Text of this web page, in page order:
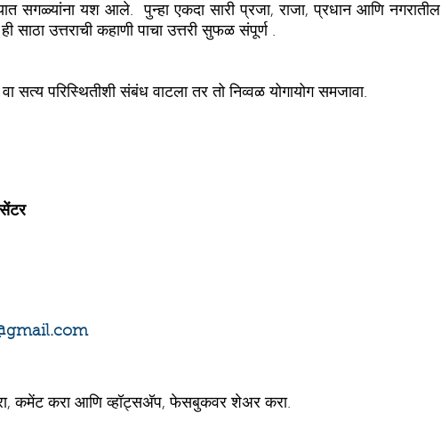
सगळ्यांना यश आले.  पुन्हा एकदा सारी प्रजा, राजा, प्रधान आणि नगरातील
साठा उत्तराची कहाणी पाचा उत्तरी सुफळ संपूर्ण .
सत्य परिस्थितीशी संबंध वाटला तर तो निव्वळ योगायोग समजावा.
सेंटर
कमेंट करा आणि व्हॉट्सअ‍ॅप, फेसबुकवर शेअर करा.